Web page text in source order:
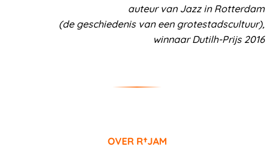
auteur van Jazz in Rotterdam
(de geschiedenis van een grotestadscultuur),
winnaar Dutilh-Prijs 2016
OVER R†JAM